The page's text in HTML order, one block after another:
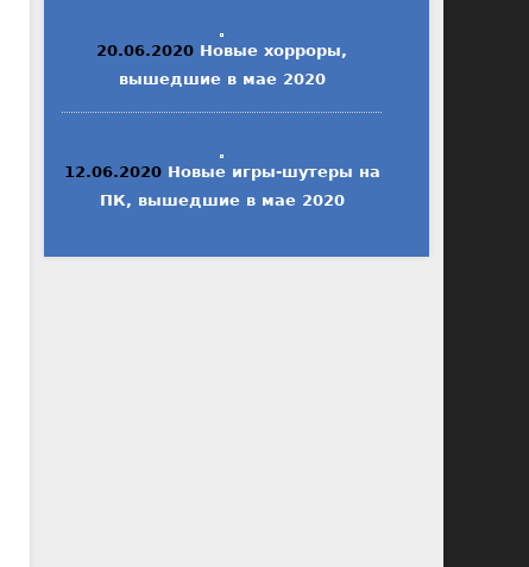
20.06.2020 Новые хорроры,
вышедшие в мае 2020
12.06.2020 Новые игры-шутеры на
ПК, вышедшие в мае 2020